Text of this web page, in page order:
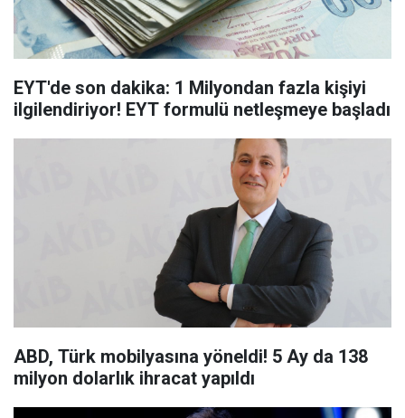
EYT'de son dakika: 1 Milyondan fazla kişiyi
ilgilendiriyor! EYT formulü netleşmeye başladı
ABD, Türk mobilyasına yöneldi! 5 Ay da 138
milyon dolarlık ihracat yapıldı